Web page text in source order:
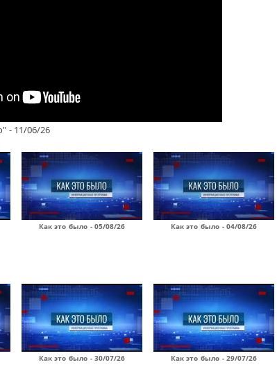
- 11/06/26
Как это было - 05/08/26 Как это было - 04/08/26
Как это было - 30/07/26 Как это было - 29/07/26